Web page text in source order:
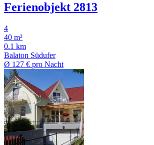
Ferienobjekt 2813
4
40 m²
0.1 km
Balaton Südufer
Ø 127 € pro Nacht